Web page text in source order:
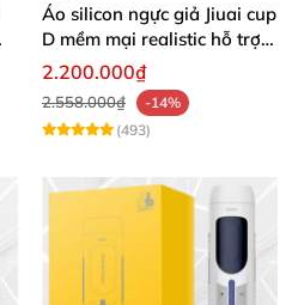
Áo silicon ngực giả Jiuai cup
D mềm mại realistic hỗ trợ
độn ngực
2.200.000₫
2.558.000₫
-14%
(493)